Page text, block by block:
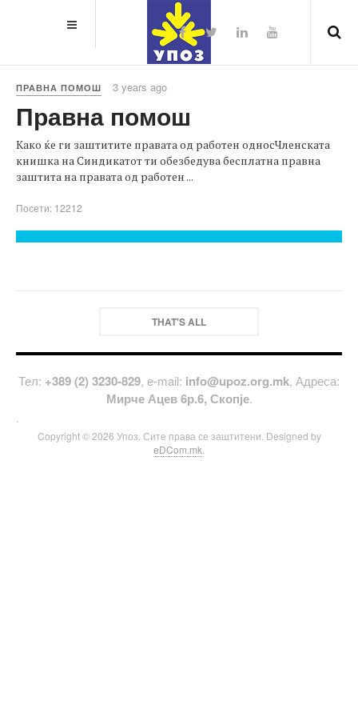
ПРАВНА ПОМОШ 3 years ago
Правна помош
Како ќе ги заштитите правата од работен односЧленската
книшка на Синдикатот ти обезбедува бесплатна правна
заштита на правата од работен ...
Посети: 12212
THAT'S ALL
Тел: +389 (2) 3230-829, е-mail: info@upoz.org.mk, Адреса:
Мирче Ацев 6р.6, Скопје.
Copyright © 2026 Упоз. Сите права се заштитени. Designed by
eDCom.mk